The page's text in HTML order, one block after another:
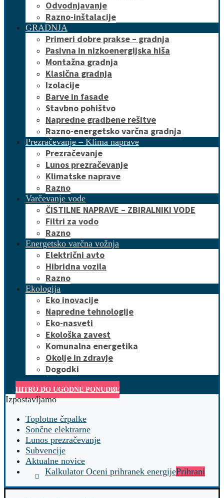
Odvodnjavanje
Razno-inštalacije
GRADNJA
Primeri dobre prakse – gradnja
Pasivna in nizkoenergijska hiša
Montažna gradnja
Klasična gradnja
Izolacije
Barve in fasade
Stavbno pohištvo
Napredne gradbene rešitve
Razno-energetsko varčna gradnja
Prezračevanje – Klima naprave
Prezračevanje
Lunos prezračevanje
Klimatske naprave
Razno
Varčevanje vode
ČISTILNE NAPRAVE – ZBIRALNIKI VODE
Filtri za vodo
Razno
Energetsko varčna vožnja
Električni avto
Hibridna vozila
Razno
Ekologija
Eko inovacije
Napredne tehnologije
Eko-nasveti
Ekološka zavest
Komunalna energetika
Okolje in zdravje
Dogodki
HITRO DO UGODNE PONUDBE
Izpostavljamo
Toplotne črpalke
Sončne elektrarne
Lunos prezračevanje
Subvencije
Aktualne novice
Kalkulator Oceni prihranek energijePrihrani